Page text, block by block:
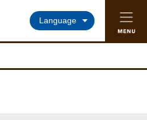
益子町ホームページ
Language